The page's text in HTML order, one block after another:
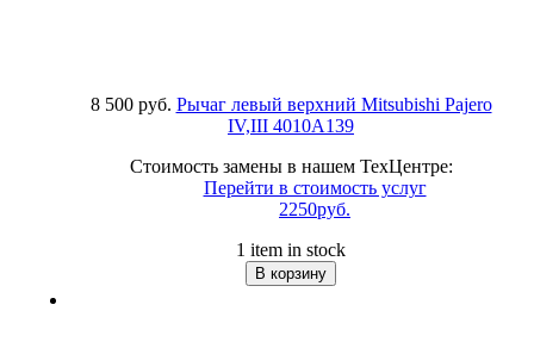
8 500 руб. Рычаг левый верхний Mitsubishi Pajero
IV,III 4010A139
Стоимость замены в нашем ТехЦентре:
Перейти в стоимость услуг
2250руб.
1 item in stock